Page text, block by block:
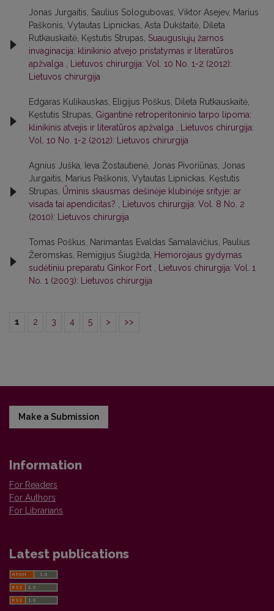
Jonas Jurgaitis, Saulius Sologubovas, Viktor Asejev, Marius
Paškonis, Vytautas Lipnickas, Asta Dukštaitė, Dileta
Rutkauskaitė, Kęstutis Strupas, Suaugusiųjų žarnos
invaginacija: klinikinio atvejo pristatymas ir literatūros
apžvalga
Lietuvos chirurgija: Vol. 10 No. 1-2 (2012):
Lietuvos chirurgija
Edgaras Kulikauskas, Eligijus Poškus, Dileta Rutkauskaitė,
Kęstutis Strupas, Gigantinė retroperitoninio tarpo lipoma:
klinikinis atvejis ir literatūros apžvalga
Lietuvos chirurgija:
Vol. 10 No. 1-2 (2012): Lietuvos chirurgija
Agnius Juška, Ieva Žostautienė, Jonas Pivoriūnas, Jonas
Jurgaitis, Marius Paškonis, Vytautas Lipnickas, Kęstutis
Strupas, Ūminis skausmas dešinėje klubinėje srityje: ar
visada tai apendicitas?
Lietuvos chirurgija: Vol. 8 No. 2
(2010): Lietuvos chirurgija
Tomas Poškus, Narimantas Evaldas Samalavičius, Paulius
Žeromskas, Remigijus Šiugžda,
Hemorojaus gydymas
sudėtiniu preparatu Ginkor Fort
Lietuvos chirurgija: Vol. 1
No. 1 (2003): Lietuvos chirurgija
1 2 3 4 5 > >>
Make a Submission
Information
For Readers
For Authors
For Librarians
Latest publications